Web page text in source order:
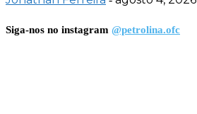
Siga-nos no instagram @petrolina.ofc